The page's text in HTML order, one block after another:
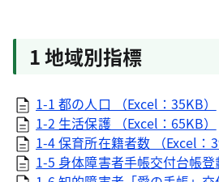
1 地域別指標
1-1 都の人口 （Excel：35KB）
1-2 生活保護 （Excel：65KB）
1-4 保育所在籍者数 （Excel：
1-5 身体障害者手帳交付台帳登